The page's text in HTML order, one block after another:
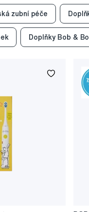
zubní péče
Doplňky Bob &